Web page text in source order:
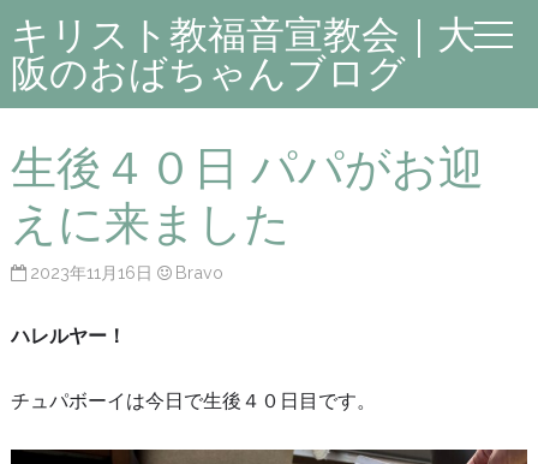
キリスト教福音宣教会｜大
阪のおばちゃんブログ
生後４０日 パパがお迎
えに来ました
2023年11月16日 Bravo
ハレルヤー！
チュパボーイは今日で生後４０日目です。